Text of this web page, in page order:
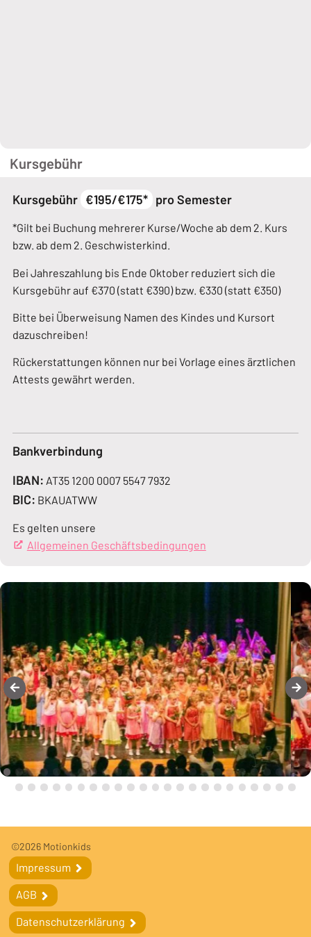
Kursgebühr
Kursgebühr €195/€175* pro Semester
*Gilt bei Buchung mehrerer Kurse/Woche ab dem 2. Kurs
bzw. ab dem 2. Geschwisterkind.
Bei Jahreszahlung bis Ende Oktober reduziert sich die
Kursgebühr auf €370 (statt €390) bzw. €330 (statt €350)
Bitte bei Überweisung Namen des Kindes und Kursort
dazuschreiben!
Rückerstattungen können nur bei Vorlage eines ärztlichen
Attests gewährt werden.
Bankverbindung
IBAN: AT35 1200 0007 5547 7932
BIC: BKAUATWW
Es gelten unsere
Allgemeinen Geschäftsbedingungen
Fußleiste
Fußleistennavigation
Impressum
AGB
Datenschutzerklärung
©2026 Motionkids
Impressum
AGB
Datenschutzerklärung